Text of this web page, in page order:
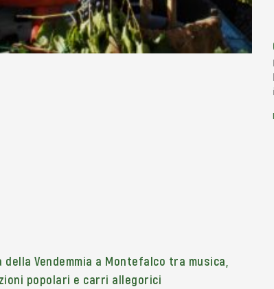
della Vendemmia a Montefalco tra musica,
popolari e carri allegorici